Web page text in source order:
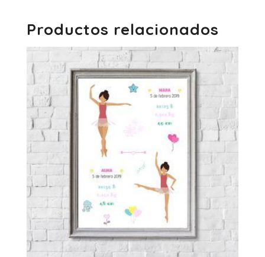
Productos relacionados